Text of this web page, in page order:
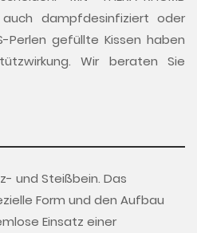
dampfdesinfiziert oder
Perlen gefüllte Kissen haben
Wir beraten Sie
und Steißbein. Das
Form und den Aufbau
Einsatz einer